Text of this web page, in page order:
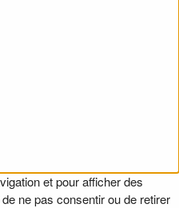
et pour afficher des
ne pas consentir ou de retirer